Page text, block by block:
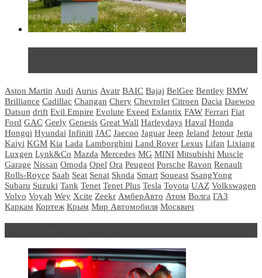
Aston Martin Audi Aurus Avatr BAIC Bajaj BelGee Bentley BMW
Brilliance Cadillac Changan Chery Chevrolet Citroen Dacia Daewoo
Datsun drift Evil Empire Evolute Exeed Exlantix FAW Ferrari Fiat
Ford GAC Geely Genesis Great Wall Harleydays Haval Honda
Hongqi Hyundai Infiniti JAC Jaecoo Jaguar Jeep Jeland Jetour Jetta
Kaiyi KGM Kia Lada Lamborghini Land Rover Lexus Lifan Lixiang
Luxgen Lynk&Co Mazda Mercedes MG MINI Mitsubishi Muscle
Garage Nissan Omoda Opel Ora Peugeot Porsche Ravon Renault
Rolls-Royce Saab Seat Senat Skoda Smart Soueast SsangYong
Subaru Suzuki Tank Tenet Tenet Plus Tesla Toyota UAZ Volkswagen
Volvo Voyah Wey Xcite Zeekr АмберАвто Атом Волга ГАЗ
Каркам Кортеж Крым Мир Автомобиля Москвич